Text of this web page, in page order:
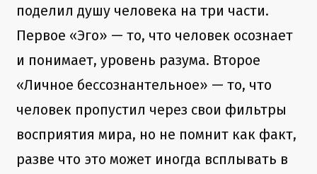
поделил душу человека на три части.
Первое «Эго» — то, что человек осознает
и понимает, уровень разума. Второе
«Личное бессознантельное» — то, что
человек пропустил через свои фильтры
восприятия мира, но не помнит как факт,
разве что это может иногда всплывать в